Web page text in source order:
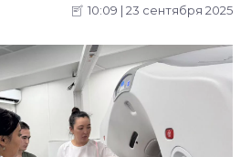
10:09 | 23 сентября 2025